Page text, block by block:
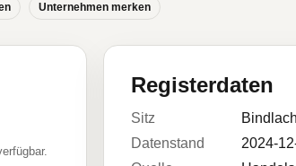
Unternehmen merken
Registerdaten
Sitz
Bindlach
Datenstand
2024-